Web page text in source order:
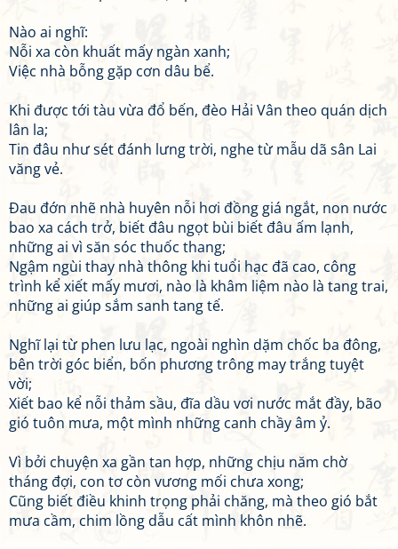
Nào ai nghĩ:
Nỗi xa còn khuất mấy ngàn xanh;
Việc nhà bỗng gặp cơn dâu bể.
Khi được tới tàu vừa đổ bến, đèo Hải Vân theo quán dịch
lân la;
Tin đâu như sét đánh lưng trời, nghe từ mẫu dã sân Lai
văng vẻ.
Đau đớn nhẽ nhà huyên nỗi hơi đồng giá ngắt, non nước
bao xa cách trở, biết đâu ngọt bùi biết đâu ấm lạnh,
những ai vì săn sóc thuốc thang;
Ngậm ngùi thay nhà thông khi tuổi hạc đã cao, công
trình kể xiết mấy mươi, nào là khâm liệm nào là tang trai,
những ai giúp sắm sanh tang tế.
Nghĩ lại từ phen lưu lạc, ngoài nghìn dặm chốc ba đông,
bên trời góc biển, bốn phương trông may trắng tuyệt
vời;
Xiết bao kể nỗi thảm sầu, đĩa dầu vơi nước mắt đầy, bão
gió tuôn mưa, một mình những canh chầy âm ỷ.
Vì bởi chuyện xa gần tan hợp, những chịu năm chờ
tháng đợi, con tơ còn vương mối chưa xong;
Cũng biết điều khinh trọng phải chăng, mà theo gió bắt
mưa cầm, chim lồng dẫu cất mình khôn nhẽ.